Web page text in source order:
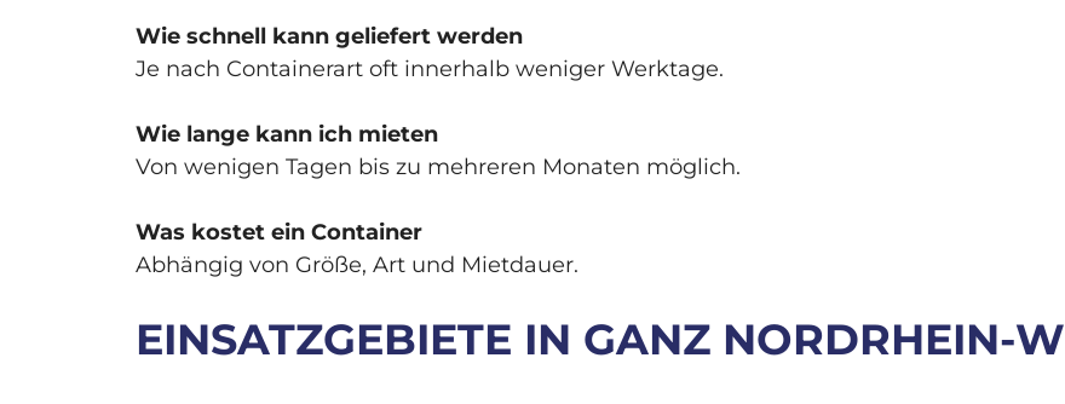
Wie schnell kann geliefert werden
Je nach Containerart oft innerhalb weniger Werktage.
Wie lange kann ich mieten
Von wenigen Tagen bis zu mehreren Monaten möglich.
Was kostet ein Container
Abhängig von Größe, Art und Mietdauer.
EINSATZGEBIETE IN GANZ NORDRHEIN-